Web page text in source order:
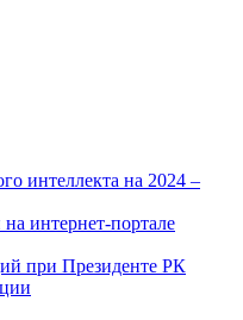
интеллекта на 2024 –
интернет-портале
при Президенте РК